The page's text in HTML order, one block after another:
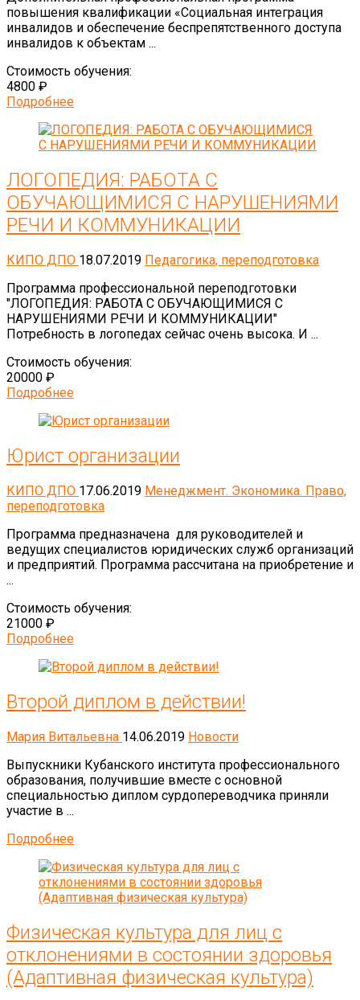
повышения квалификации «Социальная интеграция
инвалидов и обеспечение беспрепятственного доступа
инвалидов к объектам ...
Стоимость обучения:
4800 ₽
Подробнее
ЛОГОПЕДИЯ: РАБОТА С
ОБУЧАЮЩИМИСЯ С НАРУШЕНИЯМИ
РЕЧИ И КОММУНИКАЦИИ
КИПО ДПО 18.07.2019 Педагогика, переподготовка
Программа профессиональной переподготовки
"ЛОГОПЕДИЯ: РАБОТА С ОБУЧАЮЩИМИСЯ С
НАРУШЕНИЯМИ РЕЧИ И КОММУНИКАЦИИ"
Потребность в логопедах сейчас очень высока. И ...
Стоимость обучения:
20000 ₽
Подробнее
Юрист организации
КИПО ДПО 17.06.2019 Менеджмент. Экономика. Право,
переподготовка
Программа предназначена для руководителей и
ведущих специалистов юридических служб организаций
и предприятий. Программа рассчитана на приобретение и
...
Стоимость обучения:
21000 ₽
Подробнее
Второй диплом в действии!
Мария Витальевна 14.06.2019 Новости
Выпускники Кубанского института профессионального
образования, получившие вместе с основной
специальностью диплом сурдопереводчика приняли
участие в ...
Подробнее
Физическая культура для лиц с
отклонениями в состоянии здоровья
(Адаптивная физическая культура)